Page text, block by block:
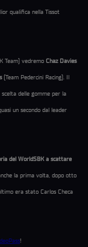
qualifica nella Tissot
Team) vedremo Chaz Davies
(Team Pedercini Racing). Il
delle gomme per la
un secondo dal leader
del WorldSBK a scattare
la prima volta, dopo otto
era stato Carlos Checa
!